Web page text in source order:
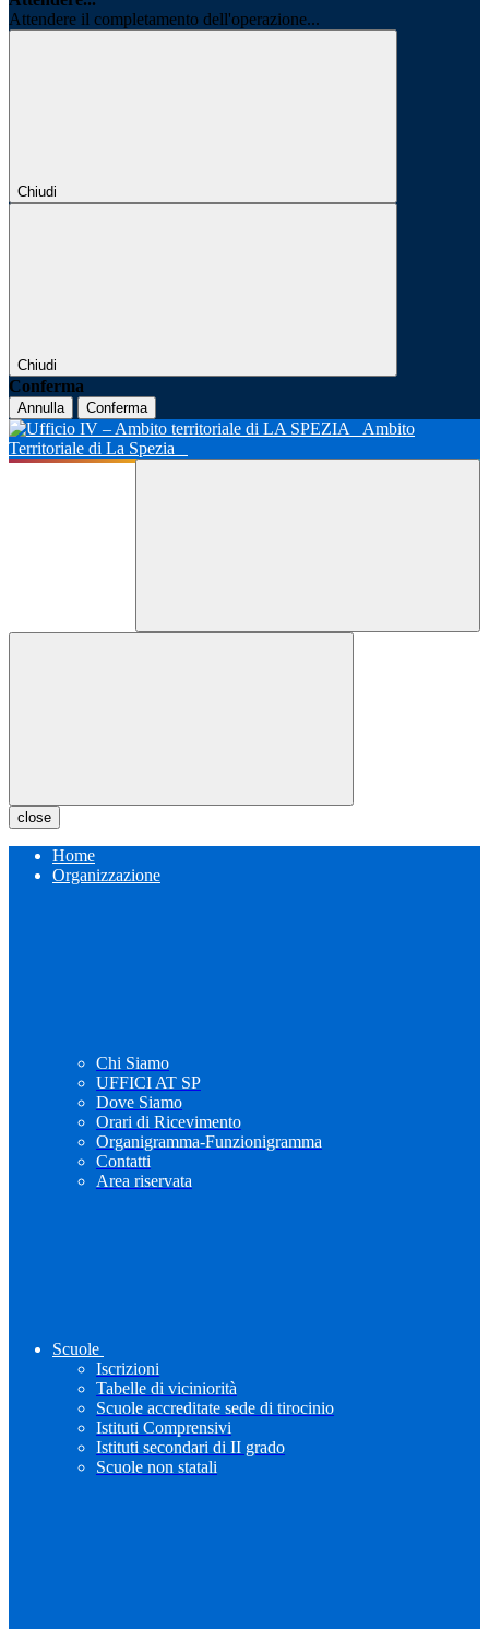
Attendere il completamento dell'operazione...
Chiudi
Chiudi
Conferma
Annulla Conferma
Ambito
Territoriale di La Spezia
close
Home
Organizzazione
Chi Siamo
UFFICI AT SP
Dove Siamo
Orari di Ricevimento
Organigramma-Funzionigramma
Contatti
Area riservata
Scuole
Iscrizioni
Tabelle di viciniorità
Scuole accreditate sede di tirocinio
Istituti Comprensivi
Istituti secondari di II grado
Scuole non statali